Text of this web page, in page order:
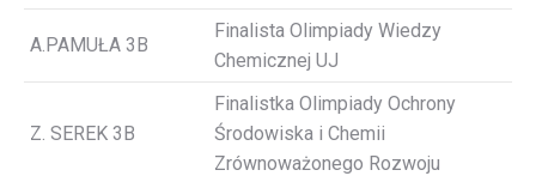
A.PAMUŁA 3B
Finalista Olimpiady Wiedzy
Chemicznej UJ
Z. SEREK 3B
Finalistka Olimpiady Ochrony
Środowiska i Chemii
Zrównoważonego Rozwoju